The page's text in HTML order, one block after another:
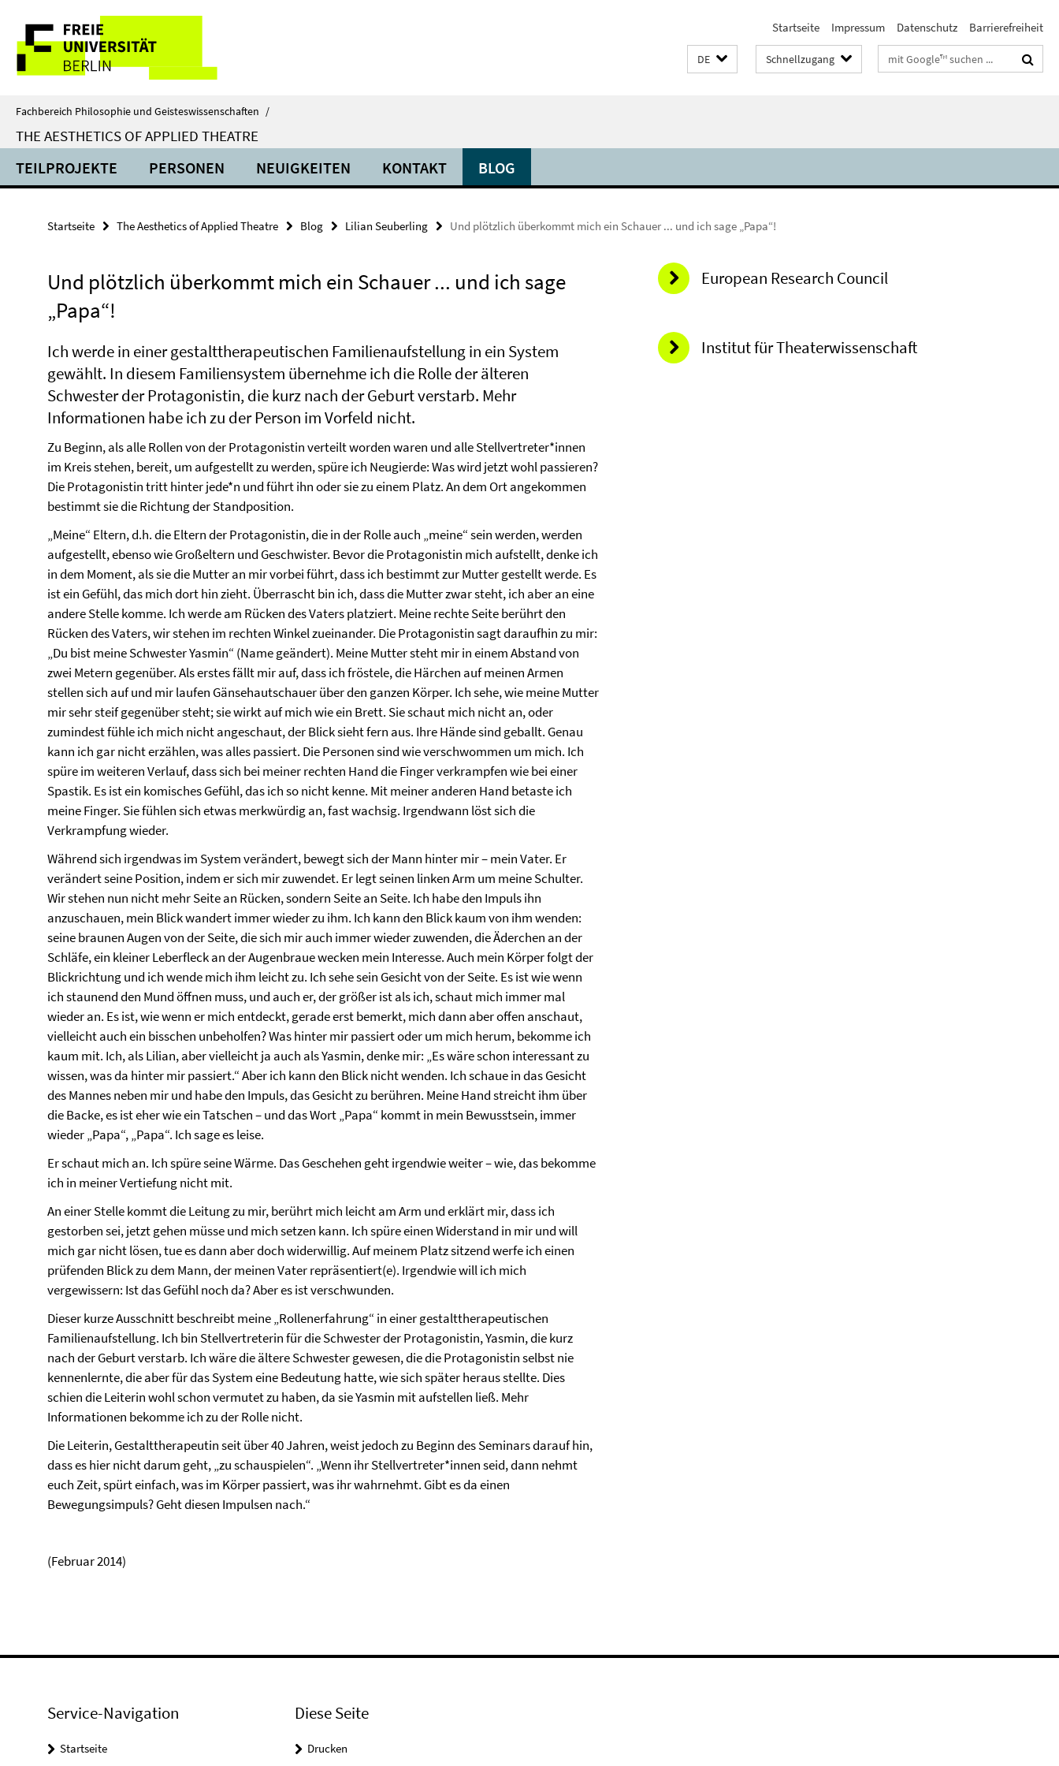
direkt
Inhalt
Service-
Navigation
Startseite Impressum Datenschutz Barrierefreiheit
DE Schnellzugang Suchbegriffe
Fachbereich Philosophie und Geisteswissenschaften /
THE AESTHETICS OF APPLIED THEATRE
TEILPROJEKTE PERSONEN NEUIGKEITEN KONTAKT BLOG
Startseite The Aesthetics of Applied Theatre Blog Lilian Seuberling Und plötzlich überkommt mich ein Schauer ... und ich sage „Papa“!
Und plötzlich überkommt mich ein Schauer ... und ich sage
„Papa“!
Ich werde in einer gestalttherapeutischen Familienaufstellung in ein System
gewählt. In diesem Familiensystem übernehme ich die Rolle der älteren
Schwester der Protagonistin, die kurz nach der Geburt verstarb. Mehr
Informationen habe ich zu der Person im Vorfeld nicht.
Zu Beginn, als alle Rollen von der Protagonistin verteilt worden waren und alle Stellvertreter*innen
im Kreis stehen, bereit, um aufgestellt zu werden, spüre ich Neugierde: Was wird jetzt wohl passieren?
Die Protagonistin tritt hinter jede*n und führt ihn oder sie zu einem Platz. An dem Ort angekommen
bestimmt sie die Richtung der Standposition.
„Meine“ Eltern, d.h. die Eltern der Protagonistin, die in der Rolle auch „meine“ sein werden, werden
aufgestellt, ebenso wie Großeltern und Geschwister. Bevor die Protagonistin mich aufstellt, denke ich
in dem Moment, als sie die Mutter an mir vorbei führt, dass ich bestimmt zur Mutter gestellt werde. Es
ist ein Gefühl, das mich dort hin zieht. Überrascht bin ich, dass die Mutter zwar steht, ich aber an eine
andere Stelle komme. Ich werde am Rücken des Vaters platziert. Meine rechte Seite berührt den
Rücken des Vaters, wir stehen im rechten Winkel zueinander. Die Protagonistin sagt daraufhin zu mir:
„Du bist meine Schwester Yasmin“ (Name geändert). Meine Mutter steht mir in einem Abstand von
zwei Metern gegenüber. Als erstes fällt mir auf, dass ich fröstele, die Härchen auf meinen Armen
stellen sich auf und mir laufen Gänsehautschauer über den ganzen Körper. Ich sehe, wie meine Mutter
mir sehr steif gegenüber steht; sie wirkt auf mich wie ein Brett. Sie schaut mich nicht an, oder
zumindest fühle ich mich nicht angeschaut, der Blick sieht fern aus. Ihre Hände sind geballt. Genau
kann ich gar nicht erzählen, was alles passiert. Die Personen sind wie verschwommen um mich. Ich
spüre im weiteren Verlauf, dass sich bei meiner rechten Hand die Finger verkrampfen wie bei einer
Spastik. Es ist ein komisches Gefühl, das ich so nicht kenne. Mit meiner anderen Hand betaste ich
meine Finger. Sie fühlen sich etwas merkwürdig an, fast wachsig. Irgendwann löst sich die
Verkrampfung wieder.
Während sich irgendwas im System verändert, bewegt sich der Mann hinter mir – mein Vater. Er
verändert seine Position, indem er sich mir zuwendet. Er legt seinen linken Arm um meine Schulter.
Wir stehen nun nicht mehr Seite an Rücken, sondern Seite an Seite. Ich habe den Impuls ihn
anzuschauen, mein Blick wandert immer wieder zu ihm. Ich kann den Blick kaum von ihm wenden:
seine braunen Augen von der Seite, die sich mir auch immer wieder zuwenden, die Äderchen an der
Schläfe, ein kleiner Leberfleck an der Augenbraue wecken mein Interesse. Auch mein Körper folgt der
Blickrichtung und ich wende mich ihm leicht zu. Ich sehe sein Gesicht von der Seite. Es ist wie wenn
ich staunend den Mund öffnen muss, und auch er, der größer ist als ich, schaut mich immer mal
wieder an. Es ist, wie wenn er mich entdeckt, gerade erst bemerkt, mich dann aber offen anschaut,
vielleicht auch ein bisschen unbeholfen? Was hinter mir passiert oder um mich herum, bekomme ich
kaum mit. Ich, als Lilian, aber vielleicht ja auch als Yasmin, denke mir: „Es wäre schon interessant zu
wissen, was da hinter mir passiert.“ Aber ich kann den Blick nicht wenden. Ich schaue in das Gesicht
des Mannes neben mir und habe den Impuls, das Gesicht zu berühren. Meine Hand streicht ihm über
die Backe, es ist eher wie ein Tatschen – und das Wort „Papa“ kommt in mein Bewusstsein, immer
wieder „Papa“, „Papa“. Ich sage es leise.
Er schaut mich an. Ich spüre seine Wärme. Das Geschehen geht irgendwie weiter – wie, das bekomme
ich in meiner Vertiefung nicht mit.
An einer Stelle kommt die Leitung zu mir, berührt mich leicht am Arm und erklärt mir, dass ich
gestorben sei, jetzt gehen müsse und mich setzen kann. Ich spüre einen Widerstand in mir und will
mich gar nicht lösen, tue es dann aber doch widerwillig. Auf meinem Platz sitzend werfe ich einen
prüfenden Blick zu dem Mann, der meinen Vater repräsentiert(e). Irgendwie will ich mich
vergewissern: Ist das Gefühl noch da? Aber es ist verschwunden.
Dieser kurze Ausschnitt beschreibt meine „Rollenerfahrung“ in einer gestalttherapeutischen
Familienaufstellung. Ich bin Stellvertreterin für die Schwester der Protagonistin, Yasmin, die kurz
nach der Geburt verstarb. Ich wäre die ältere Schwester gewesen, die die Protagonistin selbst nie
kennenlernte, die aber für das System eine Bedeutung hatte, wie sich später heraus stellte. Dies
schien die Leiterin wohl schon vermutet zu haben, da sie Yasmin mit aufstellen ließ. Mehr
Informationen bekomme ich zu der Rolle nicht.
Die Leiterin, Gestalttherapeutin seit über 40 Jahren, weist jedoch zu Beginn des Seminars darauf hin,
dass es hier nicht darum geht, „zu schauspielen“. „Wenn ihr Stellvertreter*innen seid, dann nehmt
euch Zeit, spürt einfach, was im Körper passiert, was ihr wahrnehmt. Gibt es da einen
Bewegungsimpuls? Geht diesen Impulsen nach.“
(Februar 2014)
European Research Council
Institut für Theaterwissenschaft
Service-Navigation
Startseite
Diese Seite
Drucken